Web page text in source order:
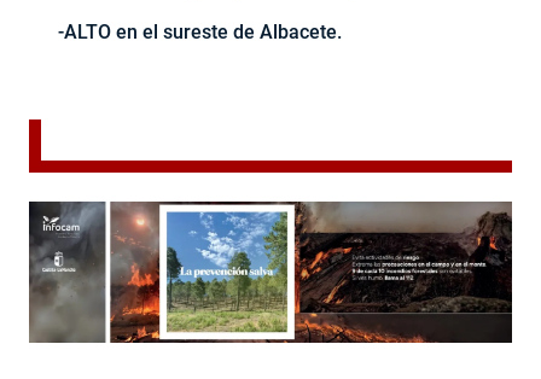
-ALTO en el sureste de Albacete.